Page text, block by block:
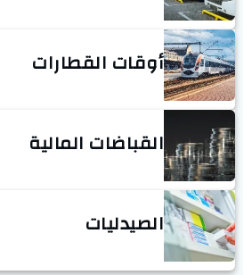
أوقات القطارات
القباضات المالية
الصيدليات